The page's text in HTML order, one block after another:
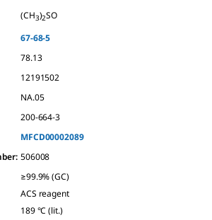
(CH3)2SO
67-68-5
78.13
12191502
NA.05
200-664-3
MFCD00002089
506008
≥99.9% (GC)
ACS reagent
189 °C (lit.)